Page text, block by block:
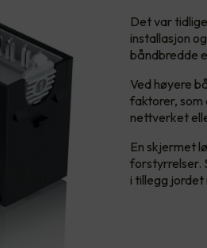
Det var
installasjon
båndbredde
Ved høyere
faktorer, som
nettverket
En skjermet
forstyrrelser.
i tillegg jordet